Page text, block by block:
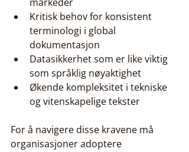
Kritisk behov for konsistent
terminologi i global
dokumentasjon
Datasikkerhet som er like viktig
som språklig nøyaktighet
Økende kompleksitet i tekniske
og vitenskapelige tekster
For å navigere disse kravene må
organisasjoner adoptere